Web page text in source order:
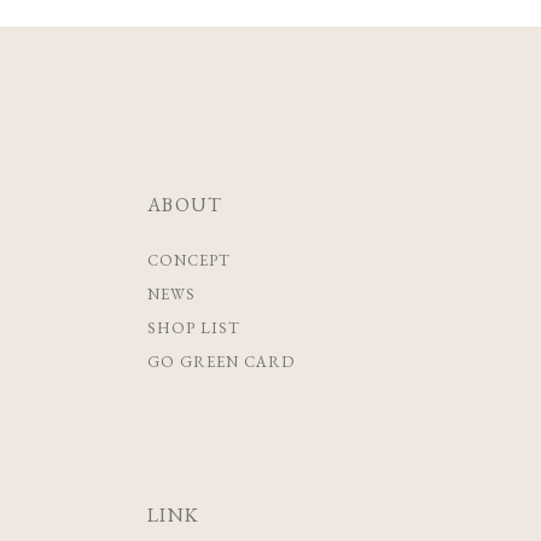
ABOUT
CONCEPT
NEWS
SHOP LIST
GO GREEN CARD
LINK